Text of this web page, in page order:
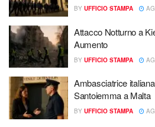
BY UFFICIO STAMPA
Attacco Notturno a
Aumento
BY UFFICIO STAMPA
Ambasciatrice
Santoiemma a Malta
BY UFFICIO STAMPA